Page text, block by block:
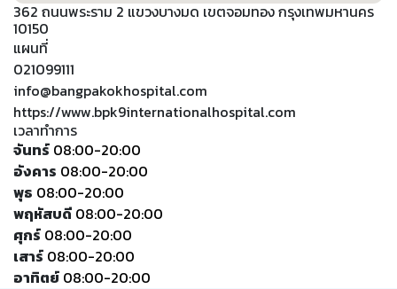
362 ถนนพระราม 2 แขวงบางมด เขตจอมทอง กรุงเทพมหานคร
10150
แผนที่
021099111
info@bangpakokhospital.com
https://www.bpk9internationalhospital.com
เวลาทำการ
จันทร์ 08:00-20:00
อังคาร 08:00-20:00
พุธ 08:00-20:00
พฤหัสบดี 08:00-20:00
ศุกร์ 08:00-20:00
เสาร์ 08:00-20:00
อาทิตย์ 08:00-20:00